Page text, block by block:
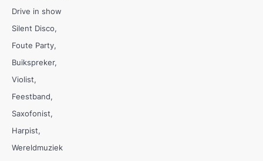
Drive in show
Silent Disco
Foute Party
Buikspreker
Violist
Feestband
Saxofonist
Harpist
Wereldmuziek